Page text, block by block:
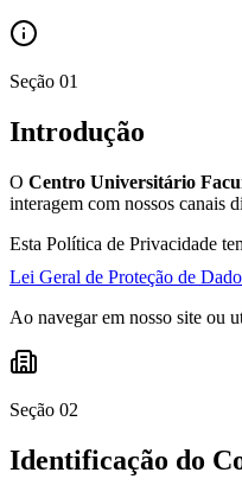
Seção 01
Introdução
O Centro Universitário
interagem com nossos canais
Esta Política de Privacidade
Lei Geral de Proteção de
Ao navegar em nosso site ou
Seção 02
Identificação do